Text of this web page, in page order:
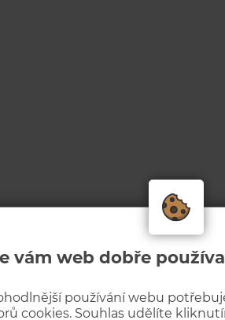
vám web dobře
používání webu
cookies. Souhlas udělíte